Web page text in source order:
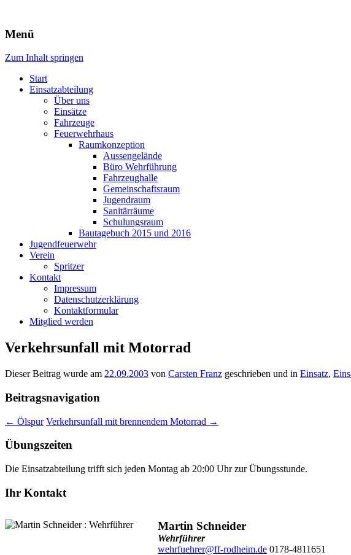
Freiwillige Feuerwehr Rodheim v.d.H.
Menü
Zum Inhalt springen
Start
Einsatzabteilung
Über uns
Einsätze
Fahrzeuge
Feuerwehrhaus
Raumkonzeption
Aussengelände
Büro Wehrführung
Fahrzeughalle
Gemeinschaftsraum
Jugendraum
Sanitärräume
Schulungsraum
Bautagebuch 2015 und 2016
Jugendfeuerwehr
Verein
Spritzer
Kontakt
Impressum
Datenschutzerklärung
Kontaktformular
Mitglied werden
Verkehrsunfall mit Motorrad
Dieser Beitrag wurde am 22.09.2003 von Carsten Franz geschrieben und in Einsatz,
Beitragsnavigation
← Ölspur Verkehrsunfall mit brennendem Motorrad →
Übungszeiten
Die Einsatzabteilung trifft sich jeden Montag ab 20:00 Uhr zur Übungsstunde.
Ihr Kontakt
Martin Schneider
Wehrführer
wehrfuehrer@ff-rodheim.de0178-4811651